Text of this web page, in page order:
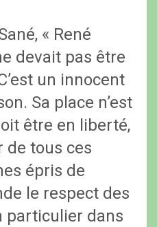
« René
devait pas être
un innocent
Sa place n’est
être en liberté,
de tous ces
épris de
le respect des
particulier dans